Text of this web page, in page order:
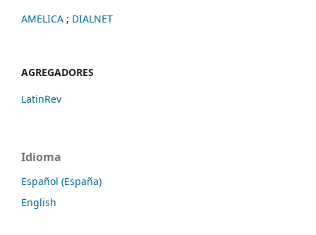
AMELICA ; DIALNET
AGREGADORES
LatinRev
Idioma
Español (España)
English